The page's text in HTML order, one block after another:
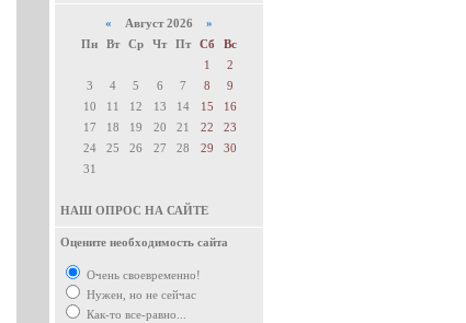
« Август 2026 »
Пн
Вт Ср Чт Пт Сб
Вс
1
2
3
4 5 6 7 8
9
10
11 12 13 14 15
16
17
18 19 20 21 22
23
24
25 26 27 28 29
30
31
НАШ ОПРОС НА САЙТЕ
Оцените необходимость сайта
Очень своевременно!
Нужен, но не сейчас
Как-то все-равно...